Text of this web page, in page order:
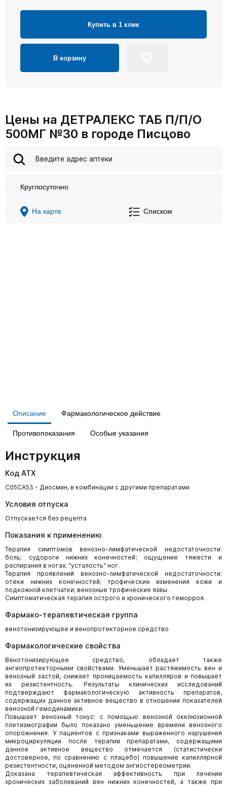
Купить в 1 клик
В корзину
Цены на ДЕТРАЛЕКС ТАБ П/П/О
500МГ №30 в городе Писцово
Круглосуточно
На карте Списком
Описание Фармакологическое действие
Противопоказания Особые указания
Инструкция
Код АТХ
C05CA53 - Диосмин, в комбинации с другими препаратами
Условия отпуска
Отпускается без рецепта
Показания к применению
Терапия симптомов венозно-лимфатической недостаточности:
боль; судороги нижних конечностей; ощущение тяжести и
распирания в ногах; "усталость" ног.
Терапия проявлений венозно-лимфатической недостаточности:
отеки нижних конечностей; трофические изменения кожи и
подкожной клетчатки; венозные трофические язвы.
Симптоматическая терапия острого и хронического геморроя.
Фармако-терапевтическая группа
венотонизирующее и венопротекторное средство
Фармакологические свойства
Венотонизирующее средство, обладает также
ангиопротекторными свойствами. Уменьшает растяжимость вен и
венозный застой, снижает проницаемость капилляров и повышает
их резистентность. Результаты клинических исследований
подтверждают фармакологическую активность препаратов,
содержащих данное активное вещество в отношении показателей
венозной гемодинамики.
Повышает венозный тонус: с помощью венозной окклюзионной
плетизмографии было показано уменьшение времени венозного
опорожнения. У пациентов с признаками выраженного нарушения
микроциркуляции после терапии препаратами, содержащими
данное активное вещество отмечается (статистически
достоверное, по сравнению с плацебо) повышение капиллярной
резистентности, оцененной методом ангиостереометрии.
Доказана терапевтическая эффективность при лечении
хронических заболеваний вен нижних конечностей, а также при